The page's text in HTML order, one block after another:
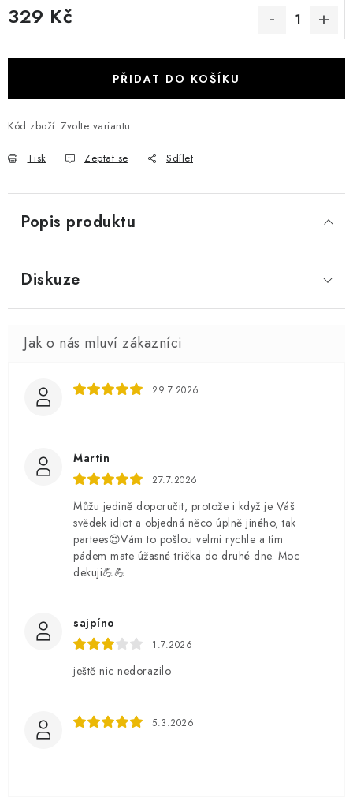
329 Kč
PŘIDAT DO KOŠÍKU
Kód zboží: Zvolte variantu
Tisk Zeptat se Sdílet
Popis produktu
Diskuze
29.7.2026
Martin
27.7.2026
Můžu jedině doporučit, protože i když je Váš
svědek idiot a objedná něco úplně jiného, tak
partees😍Vám to pošlou velmi rychle a tím
pádem mate úžasné trička do druhé dne. Moc
dekuji💪💪
sajpíno
1.7.2026
ještě nic nedorazilo
5.3.2026